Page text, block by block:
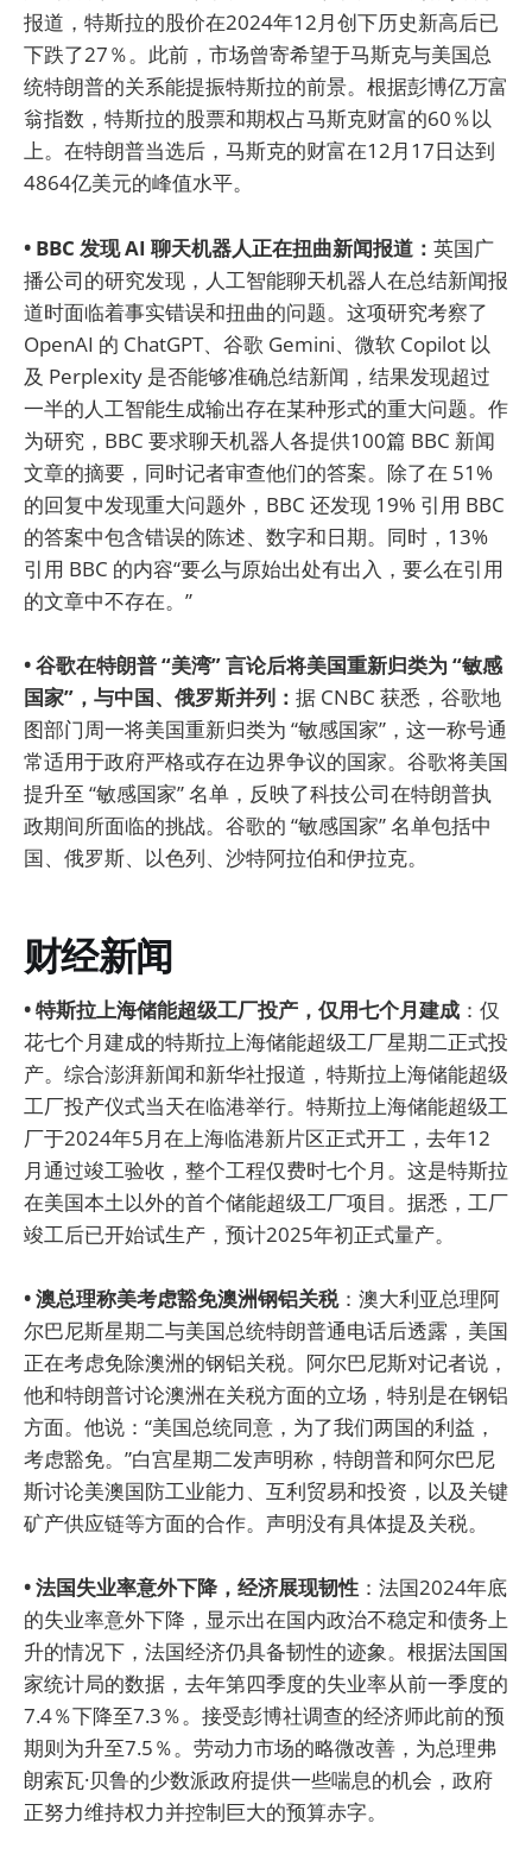
报道，特斯拉的股价在2024年12月创下历史新高后已
下跌了27％。此前，市场曾寄希望于马斯克与美国总
统特朗普的关系能提振特斯拉的前景。根据彭博亿万富
翁指数，特斯拉的股票和期权占马斯克财富的60％以
上。在特朗普当选后，马斯克的财富在12月17日达到
4864亿美元的峰值水平。
• BBC 发现 AI 聊天机器人正在扭曲新闻报道： 英国广
播公司的研究发现，人工智能聊天机器人在总结新闻报
道时面临着事实错误和扭曲的问题。这项研究考察了
OpenAI 的 ChatGPT、谷歌 Gemini、微软 Copilot 以
及 Perplexity 是否能够准确总结新闻，结果发现超过
一半的人工智能生成输出存在某种形式的重大问题。作
为研究，BBC 要求聊天机器人各提供100篇 BBC 新闻
文章的摘要，同时记者审查他们的答案。除了在 51%
的回复中发现重大问题外，BBC 还发现 19% 引用 BBC
的答案中包含错误的陈述、数字和日期。同时，13%
引用 BBC 的内容“要么与原始出处有出入，要么在引用
的文章中不存在。”
• 谷歌在特朗普 “美湾” 言论后将美国重新归类为 “敏感
国家”，与中国、俄罗斯并列： 据 CNBC 获悉，谷歌地
图部门周一将美国重新归类为 “敏感国家”，这一称号通
常适用于政府严格或存在边界争议的国家。谷歌将美国
提升至 “敏感国家” 名单，反映了科技公司在特朗普执
政期间所面临的挑战。谷歌的 “敏感国家” 名单包括中
国、俄罗斯、以色列、沙特阿拉伯和伊拉克。
财经新闻
• 特斯拉上海储能超级工厂投产，仅用七个月建成 ：仅
花七个月建成的特斯拉上海储能超级工厂星期二正式投
产。综合澎湃新闻和新华社报道，特斯拉上海储能超级
工厂投产仪式当天在临港举行。特斯拉上海储能超级工
厂于2024年5月在上海临港新片区正式开工，去年12
月通过竣工验收，整个工程仅费时七个月。这是特斯拉
在美国本土以外的首个储能超级工厂项目。据悉，工厂
竣工后已开始试生产，预计2025年初正式量产。
• 澳总理称美考虑豁免澳洲钢铝关税：澳大利亚总理阿
尔巴尼斯星期二与美国总统特朗普通电话后透露，美国
正在考虑免除澳洲的钢铝关税。阿尔巴尼斯对记者说，
他和特朗普讨论澳洲在关税方面的立场，特别是在钢铝
方面。他说：“美国总统同意，为了我们两国的利益，
考虑豁免。”白宫星期二发声明称，特朗普和阿尔巴尼
斯讨论美澳国防工业能力、互利贸易和投资，以及关键
矿产供应链等方面的合作。声明没有具体提及关税。
• 法国失业率意外下降，经济展现韧性 ：法国2024年底
的失业率意外下降，显示出在国内政治不稳定和债务上
升的情况下，法国经济仍具备韧性的迹象。根据法国国
家统计局的数据，去年第四季度的失业率从前一季度的
7.4％下降至7.3％。接受彭博社调查的经济师此前的预
期则为升至7.5％。劳动力市场的略微改善，为总理弗
朗索瓦·贝鲁的少数派政府提供一些喘息的机会，政府
正努力维持权力并控制巨大的预算赤字。